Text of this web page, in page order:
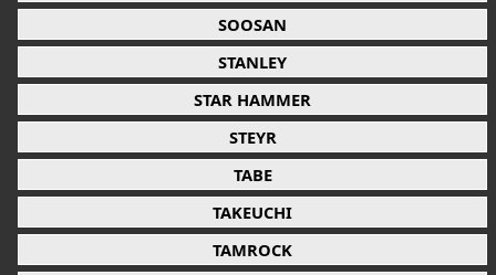
SOOSAN
STANLEY
STAR HAMMER
STEYR
TABE
TAKEUCHI
TAMROCK